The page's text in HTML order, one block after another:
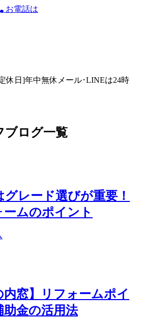
お電話は
休日]年中無休 メール･LINEは24時
ブログ一覧
レード選びが重要！
ムのポイント
内窓】リフォームポイ
助金の活用法